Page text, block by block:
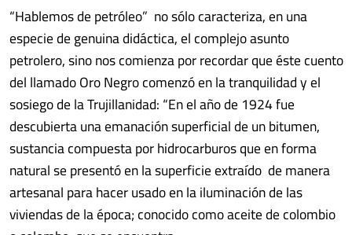
“Hablemos de petróleo” no sólo caracteriza, en una
especie de genuina didáctica, el complejo asunto
petrolero, sino nos comienza por recordar que éste cuento
del llamado Oro Negro comenzó en la tranquilidad y el
sosiego de la Trujillanidad: “En el año de 1924 fue
descubierta una emanación superficial de un bitumen,
sustancia compuesta por hidrocarburos que en forma
natural se presentó en la superficie extraído de manera
artesanal para hacer usado en la iluminación de las
viviendas de la época; conocido como aceite de colombio